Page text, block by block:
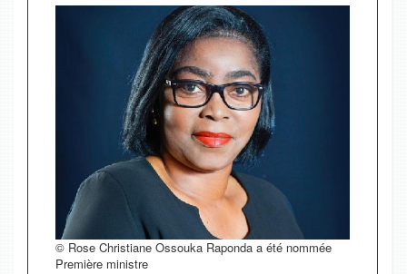
© Rose Christiane Ossouka Raponda a été nommée
Première ministre